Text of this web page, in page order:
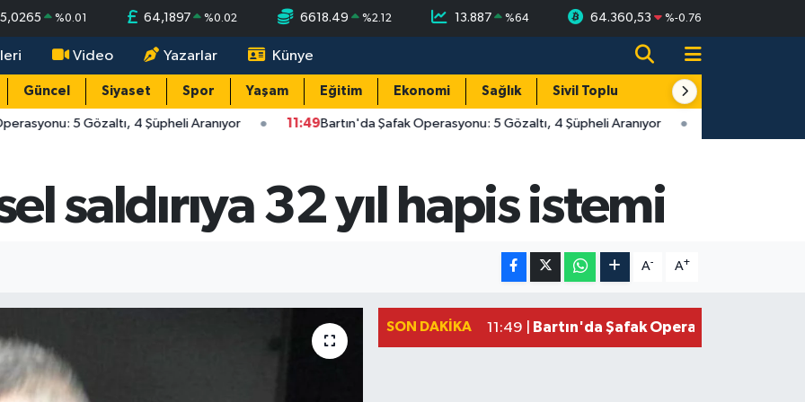
%0.01 64,1897 %0.02 6618.49 %2.12 13.887 %64 64.360,53 %-0.76
Video Yazarlar Künye
Güncel Siyaset Spor Yaşam Eğitim Ekonomi Sağlık Sivil Toplum Turizm
5 Gözaltı, 4 Şüpheli Aranıyor 11:49Bartın'da Şafak Operasyonu: 5 Gözaltı, 4 Şüpheli Aranıyor
saldırıya 32 yıl hapis istemi
A- A+
SON DAKIKA 11:49 | Bartın'da Şafak Operasyonu: 5